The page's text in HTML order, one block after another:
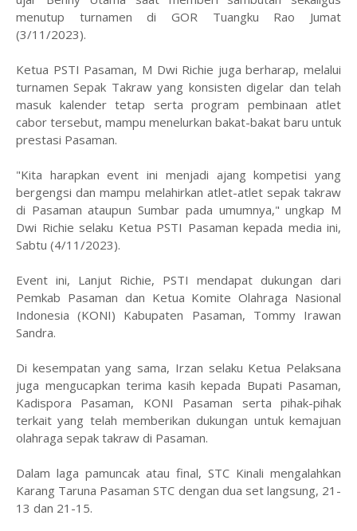
menutup turnamen di GOR Tuangku Rao Jumat
(3/11/2023).
Ketua PSTI Pasaman, M Dwi Richie juga berharap, melalui
turnamen Sepak Takraw yang konsisten digelar dan telah
masuk kalender tetap serta program pembinaan atlet
cabor tersebut, mampu menelurkan bakat-bakat baru untuk
prestasi Pasaman.
"Kita harapkan event ini menjadi ajang kompetisi yang
bergengsi dan mampu melahirkan atlet-atlet sepak takraw
di Pasaman ataupun Sumbar pada umumnya," ungkap M
Dwi Richie selaku Ketua PSTI Pasaman kepada media ini,
Sabtu (4/11/2023).
Event ini, Lanjut Richie, PSTI mendapat dukungan dari
Pemkab Pasaman dan Ketua Komite Olahraga Nasional
Indonesia (KONI) Kabupaten Pasaman, Tommy Irawan
Sandra.
Di kesempatan yang sama, Irzan selaku Ketua Pelaksana
juga mengucapkan terima kasih kepada Bupati Pasaman,
Kadispora Pasaman, KONI Pasaman serta pihak-pihak
terkait yang telah memberikan dukungan untuk kemajuan
olahraga sepak takraw di Pasaman.
Dalam laga pamuncak atau final, STC Kinali mengalahkan
Karang Taruna Pasaman STC dengan dua set langsung, 21-
13 dan 21-15.